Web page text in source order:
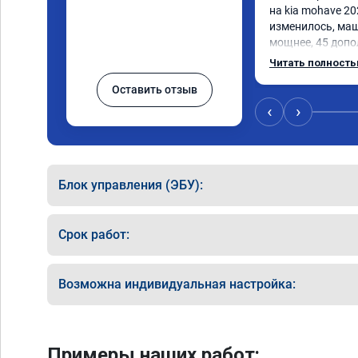
Оставить отзыв
на kia mohave
изменилось,
мощнее, 45
существенно
15 город, уже
12.5. Коробка
Читать
‹ ›
Блок управления (ЭБУ):
Срок работ:
Возможна индивидуальная настройка: